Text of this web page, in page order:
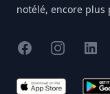
notélé, encore plus
FacebookInstagram
X
App Store